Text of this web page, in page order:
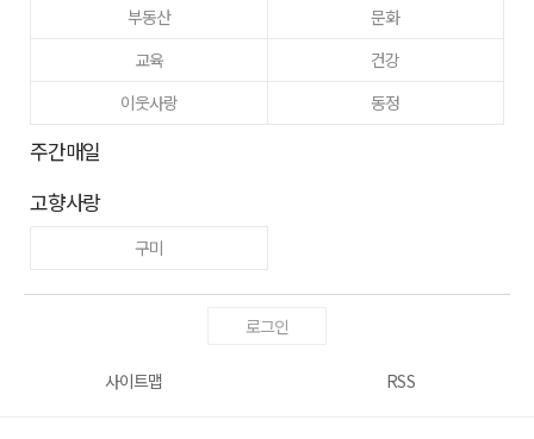
부동산
문화
교육
건강
이웃사랑
동정
주간매일
고향사랑
구미
로그인
사이트맵 RSS